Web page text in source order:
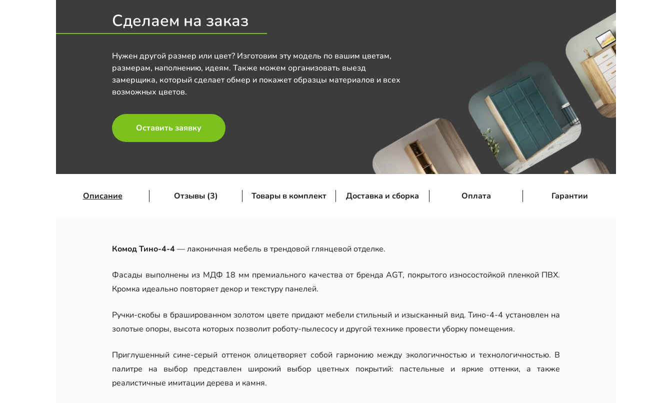
Сделаем на заказ
Нужен другой размер или цвет? Изготовим эту модель по вашим цветам,
размерам, наполнению, идеям. Также можем организовать выезд
замерщика, который сделает обмер и покажет образцы материалов и всех
возможных цветов.
Оставить заявку
Описание Отзывы (3) Товары в комплект Доставка и сборка Оплата Гарантии
Комод Тино-4-4— лаконичная мебель в трендовой глянцевой отделке.
Фасады выполнены из МДФ 18 мм премиального качества от бренда AGT, покрытого износостойкой пленкой ПВХ.
Кромка идеально повторяет декор и текстуру панелей.
Ручки-скобы в брашированном золотом цвете придают мебели стильный и изысканный вид. Тино-4-4 установлен на
золотые опоры, высота которых позволит роботу-пылесосу и другой технике провести уборку помещения.
Приглушенный сине-серый оттенок олицетворяет собой гармонию между экологичностью и технологичностью. В
палитре на выбор представлен широкий выбор цветных покрытий: пастельные и яркие оттенки, а также
реалистичные имитации дерева и камня.